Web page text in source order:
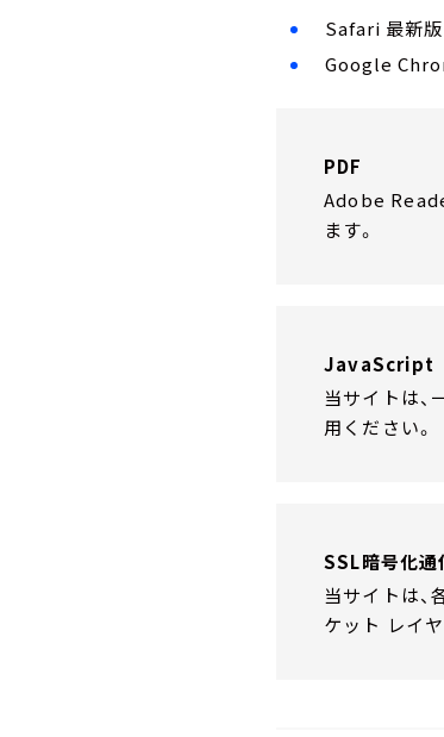
Safari 最新版
Google
PDF
Adobe
ます。
JavaScript
当サイトは
用ください。
SSL暗号化通
当サイトは、
ケット レイ